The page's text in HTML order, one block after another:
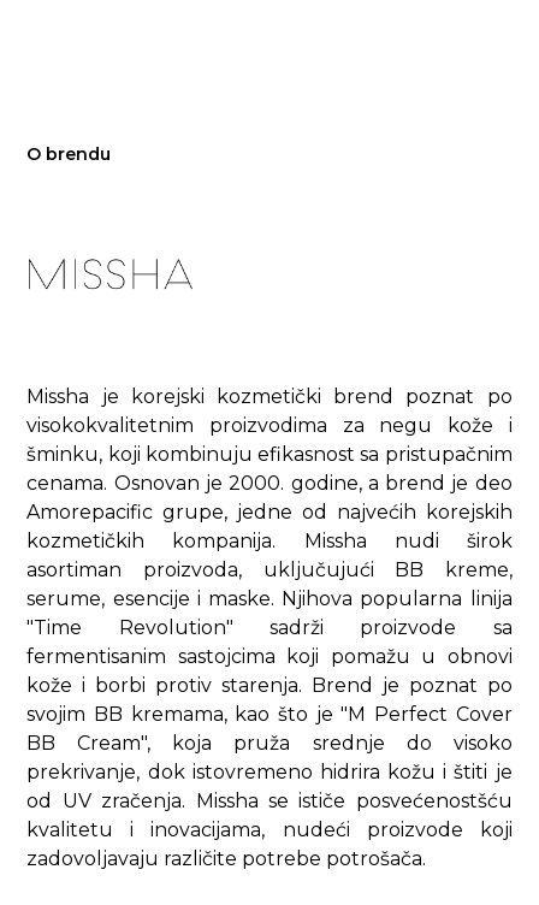
O brendu
Missha je korejski kozmetički brend poznat po
visokokvalitetnim proizvodima za negu kože i
šminku, koji kombinuju efikasnost sa pristupačnim
cenama. Osnovan je 2000. godine, a brend je deo
Amorepacific grupe, jedne od najvećih korejskih
kozmetičkih kompanija. Missha nudi širok
asortiman proizvoda, uključujući BB kreme,
serume, esencije i maske. Njihova popularna linija
"Time Revolution" sadrži proizvode sa
fermentisanim sastojcima koji pomažu u obnovi
kože i borbi protiv starenja. Brend je poznat po
svojim BB kremama, kao što je "M Perfect Cover
BB Cream", koja pruža srednje do visoko
prekrivanje, dok istovremeno hidrira kožu i štiti je
od UV zračenja. Missha se ističe posvećenostšću
kvalitetu i inovacijama, nudeći proizvode koji
zadovoljavaju različite potrebe potrošača.